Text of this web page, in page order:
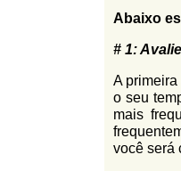
á
r
i
o
d
G
l
i
n
h
o
Abaixo
# 1:
A
o seu
mais
você será